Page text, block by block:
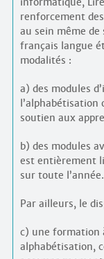
renforcement
au sein même
français langue
modalités :
a) des modules
soutien aux
b) des modules
est entièrement
sur toute l’année.
Par ailleurs, le
c) une formation
alphabétisation,